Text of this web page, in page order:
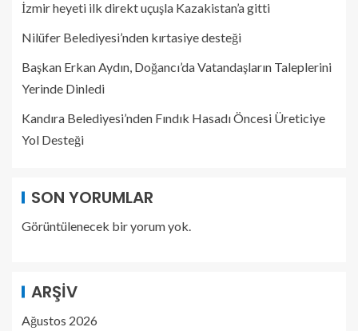
İzmir heyeti ilk direkt uçuşla Kazakistan’a gitti
Nilüfer Belediyesi’nden kırtasiye desteği
Başkan Erkan Aydın, Doğancı’da Vatandaşların Taleplerini
Yerinde Dinledi
Kandıra Belediyesi’nden Fındık Hasadı Öncesi Üreticiye
Yol Desteği
SON YORUMLAR
Görüntülenecek bir yorum yok.
ARŞIV
Ağustos 2026